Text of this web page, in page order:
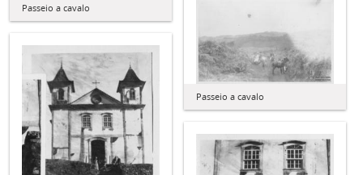
Passeio a cavalo
Passeio a cavalo